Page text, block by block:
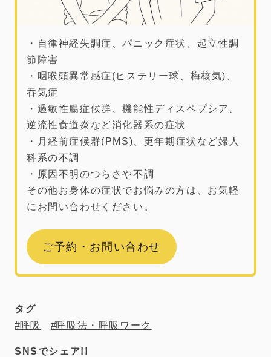
・自律神経失調症、パニック症状、起立性調
節障害
・咽喉頭異常感症(ヒステリー球、梅核気)、
吞気症
・過敏性腸症候群、機能性ディスペプシア、
逆流性食道炎など消化器系の症状
・月経前症候群(PMS)、更年期症状など婦人
科系の不調
・原因不明のつらさや不調
その他お身体の症状でお悩みの方は、お気軽
にお問い合わせください。
ご予約・お問い合わせ
タグ
呼吸
呼吸法・呼吸ワーク
SNSでシェア!!